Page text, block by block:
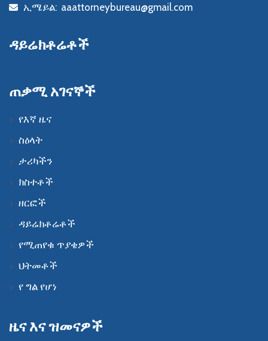
icon
ኢሜይል: aaattorneybureau@gmail.com
ዳይሬክቶሬቶች
ጠቃሚ አገናኞች
የእኛ ዜና
ስዕላት
ታሪካችን
ክስተቶች
ዘርፎች
ዳይሬክቶሬቶች
የሚጠየቁ ጥያቄዎች
ህትመቶች
የ ግል የሆነ
ዜና እና ዝመናዎች